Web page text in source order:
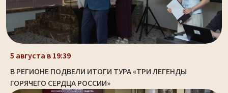
5 августа в 19:39
В РЕГИОНЕ ПОДВЕЛИ ИТОГИ ТУРА «ТРИ ЛЕГЕНДЫ
ГОРЯЧЕГО СЕРДЦА РОССИИ»